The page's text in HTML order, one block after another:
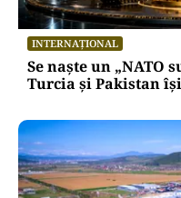
INTERNAȚIONAL
Se naște un „NATO
Turcia și Pakistan